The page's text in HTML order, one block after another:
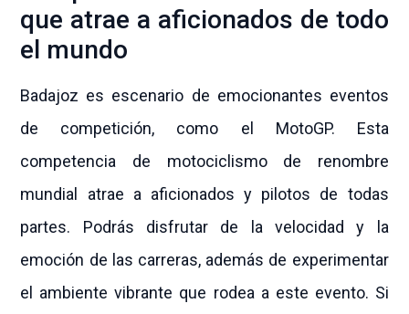
que atrae a aficionados de todo
el mundo
Badajoz es escenario de emocionantes eventos
de competición, como el MotoGP. Esta
competencia de motociclismo de renombre
mundial atrae a aficionados y pilotos de todas
partes. Podrás disfrutar de la velocidad y la
emoción de las carreras, además de experimentar
el ambiente vibrante que rodea a este evento. Si